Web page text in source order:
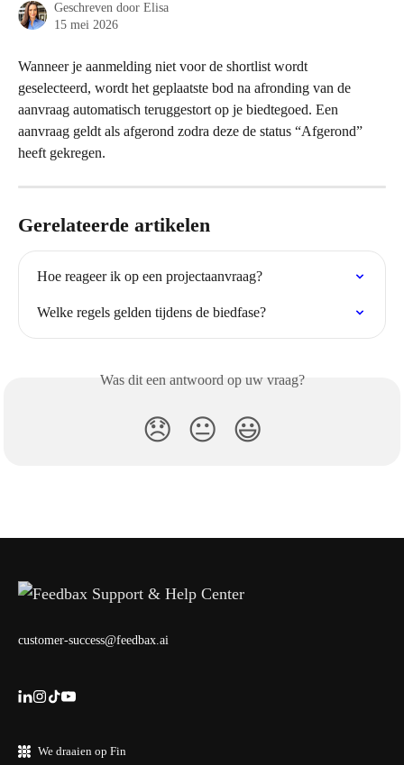
Geschreven door Elisa
15 mei 2026
Wanneer je aanmelding niet voor de shortlist wordt
geselecteerd, wordt het geplaatste bod na afronding van de
aanvraag automatisch teruggestort op je biedtegoed. Een
aanvraag geldt als afgerond zodra deze de status “Afgerond”
heeft gekregen.
Gerelateerde artikelen
Hoe reageer ik op een projectaanvraag?
Welke regels gelden tijdens de biedfase?
Was dit een antwoord op uw vraag?
😞 😐 😃
customer-success@feedbax.ai
We draaien op Fin